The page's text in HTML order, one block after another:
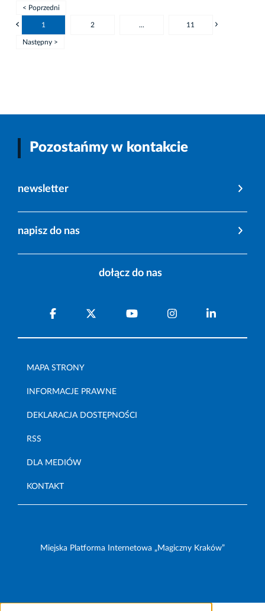
< Poprzedni
1 2 ... 11
Następny >
Pozostańmy w kontakcie
newsletter
napisz do nas
dołącz do nas
MAPA STRONY
INFORMACJE PRAWNE
DEKLARACJA DOSTĘPNOŚCI
RSS
DLA MEDIÓW
KONTAKT
Miejska Platforma Internetowa „Magiczny Kraków”